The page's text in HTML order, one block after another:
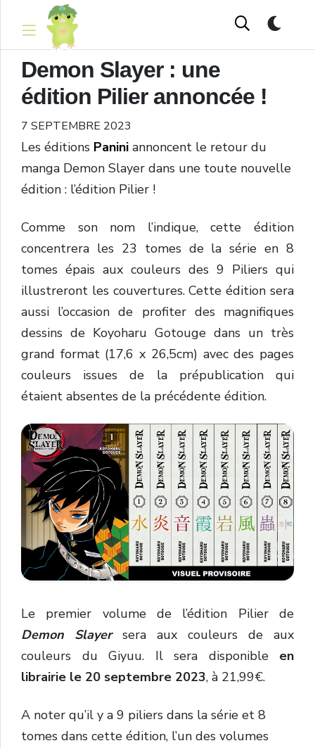
Demon Slayer : une
édition Pilier annoncée !
7 SEPTEMBRE 2023
Les éditions Panini annoncent le retour du
manga Demon Slayer dans une toute nouvelle
édition : l’édition Pilier !
Comme son nom l’indique, cette édition
concentrera les 23 tomes de la série en 8
tomes épais aux couleurs des 9 Piliers qui
illustreront les couvertures. Cette édition sera
aussi l’occasion de profiter des magnifiques
dessins de Koyoharu Gotouge dans un très
grand format (17,6 x 26,5cm) avec des pages
couleurs issues de la prépublication qui
étaient absentes de la précédente édition.
Le premier volume de l’édition Pilier de
Demon Slayersera aux couleurs de aux
couleurs du Giyuu. Il sera disponible en
librairie le 20 septembre 2023, à 21,99€.
A noter qu’il y a 9 piliers dans la série et 8
tomes dans cette édition, l’un des volumes